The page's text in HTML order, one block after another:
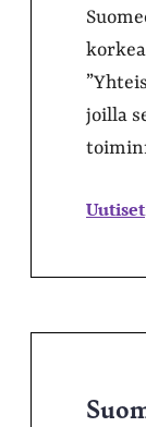
joilla
Uutiset